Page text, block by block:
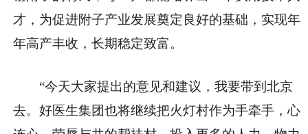
才，为促进附子产业发展奠定良好的基础，实现年
年高产丰收，长期稳定致富。
“今天大家提出的意见和建议，我要带到北京
去。好医生集团也将继续把火灯村作为手牵手，心